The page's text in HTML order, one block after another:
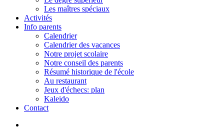
Les maîtres spéciaux
Activités
Info parents
Calendrier
Calendrier des vacances
Notre projet scolaire
Notre conseil des parents
Résumé historique de l'école
Au restaurant
Jeux d'échecs: plan
Kaleido
Contact